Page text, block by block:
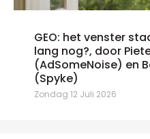
GEO: het venster
lang nog?, door
(AdSomeNoise) en
(Spyke)
Zondag 12 Juli 2026